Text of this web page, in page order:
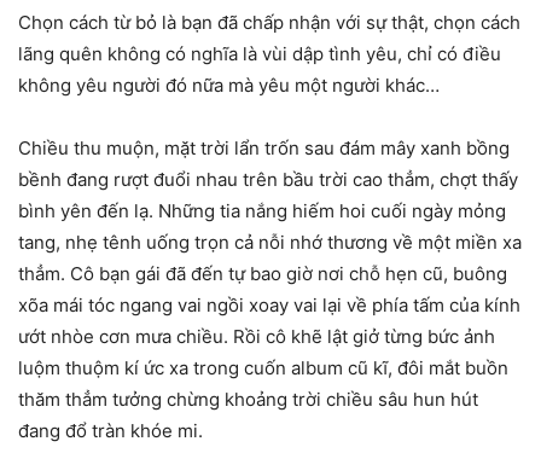
Chọn cách từ bỏ là bạn đã chấp nhận với sự thật, chọn cách
lãng quên không có nghĩa là vùi dập tình yêu, chỉ có điều
không yêu người đó nữa mà yêu một người khác…
Chiều thu muộn, mặt trời lẩn trốn sau đám mây xanh bồng
bềnh đang rượt đuổi nhau trên bầu trời cao thẳm, chợt thấy
bình yên đến lạ. Những tia nắng hiếm hoi cuối ngày mỏng
tang, nhẹ tênh uống trọn cả nỗi nhớ thương về một miền xa
thẳm. Cô bạn gái đã đến tự bao giờ nơi chỗ hẹn cũ, buông
xõa mái tóc ngang vai ngồi xoay vai lại về phía tấm của kính
ướt nhòe cơn mưa chiều. Rồi cô khẽ lật giở từng bức ảnh
luộm thuộm kí ức xa trong cuốn album cũ kĩ, đôi mắt buồn
thăm thẳm tưởng chừng khoảng trời chiều sâu hun hút
đang đổ tràn khóe mi.